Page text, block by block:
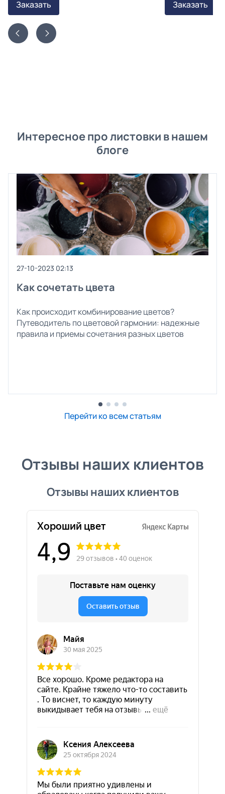
Заказать Заказать
Интересное про листовки в нашем
блоге
27-10-2023 02:13
Как сочетать цвета
Как происходит комбинирование цветов?
Путеводитель по цветовой гармонии: надежные
правила и приемы сочетания разных цветов
Перейти ко всем статьям
Отзывы наших клиентов
Отзывы наших клиентов